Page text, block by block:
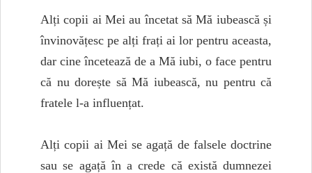
Alți copii ai Mei au încetat să Mă iubească și
învinovățesc pe alți frați ai lor pentru aceasta,
dar cine încetează de a Mă iubi, o face pentru
că nu dorește să Mă iubească, nu pentru că
fratele l-a influențat.
Alți copii ai Mei se agață de falsele doctrine
sau se agață în a crede că există dumnezei